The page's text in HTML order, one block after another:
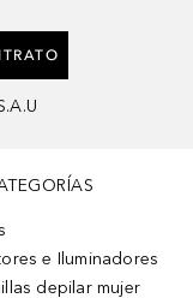
e Iluminadores
depilar mujer